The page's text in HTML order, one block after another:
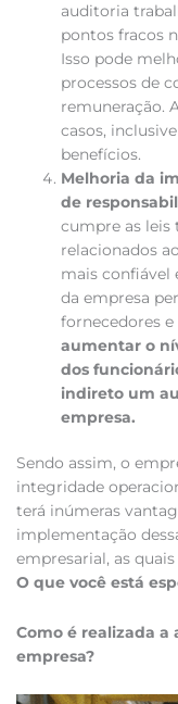
auditoria
pontos fracos
Isso pode
processos de
remuneração.
casos,
benefícios.
Melhoria da
de
cumpre as leis
relacionados
mais confiável
da empresa
fornecedores
aumentar o
dos
indireto um
empresa.
Sendo assim, o
integridade
terá inúmeras
implementação
empresarial, as
O que você está
Como é realizada
empresa?